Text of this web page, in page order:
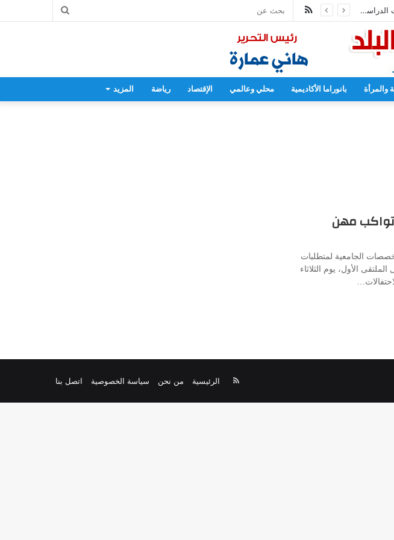
“رضا حجازي” فى تصريح خاص: خصومات تصل إلى 35% على المصروفات الدراسية بجامعة الريادة
بحث
ملخص
الموقع
RSS
والمرأة بانوراما الأكاديمية محلي وعالمي الإقتصاد رياضة المزيد
مهن
الجامعية لمتطلبات
الأول، يوم الثلاثاء
الرئيسية من نحن سياسة الخصوصية اتصل بنا
ملخص